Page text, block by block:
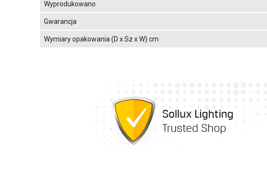
Wyprodukowano
Gwarancja
Wymiary opakowania (D x Sz x W) cm